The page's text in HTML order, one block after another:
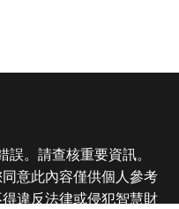
。請查核重要資訊。
意此內容僅供個人參考
違反法律或侵犯智慧財